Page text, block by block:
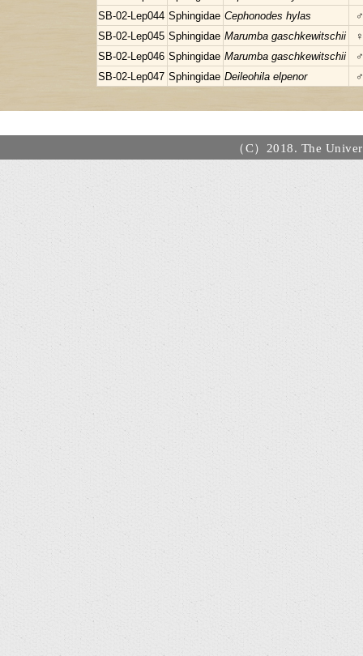
SB-02-Lep044 Sphingidae Cephonodes hylas
SB-02-Lep045 Sphingidae Marumba gaschkewitschii
SB-02-Lep046 Sphingidae Marumba gaschkewitschii
SB-02-Lep047 Sphingidae Deileohila elpenor
（C）2018. The